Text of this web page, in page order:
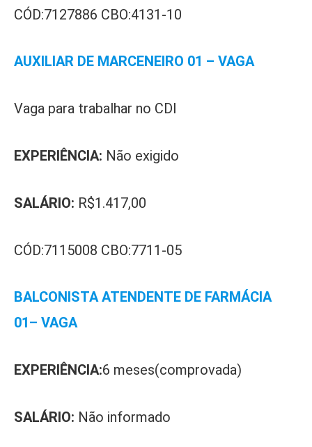
CÓD:7127886 CBO:4131-10
AUXILIAR DE MARCENEIRO 01 – VAGA
Vaga para trabalhar no CDI
EXPERIÊNCIA: Não exigido
SALÁRIO: R$1.417,00
CÓD:7115008 CBO:7711-05
BALCONISTA ATENDENTE DE FARMÁCIA
01– VAGA
EXPERIÊNCIA:6 meses(comprovada)
SALÁRIO: Não informado